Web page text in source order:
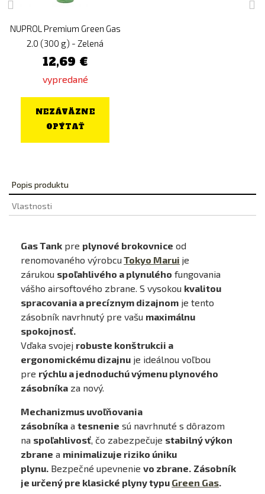
NUPROL Premium Green Gas
2.0 (300 g) - Zelená
12,69 €
vypredané
NEZÁVÄZNE
OPÝTAŤ
Popis produktu
Vlastnosti
Gas Tank pre plynové brokovnice od
renomovaného výrobcu Tokyo Marui je
zárukou spoľahlivého a plynulého fungovania
vášho airsoftového zbrane. S vysokou kvalitou
spracovania a precíznym dizajnom je tento
zásobník navrhnutý pre vašu maximálnu
spokojnosť.
Vďaka svojej robuste konštrukcii a
ergonomickému dizajnu je ideálnou voľbou
pre rýchlu a jednoduchú výmenu plynového
zásobníka za nový.
Mechanizmus uvoľňovania
zásobníka a tesnenie sú navrhnuté s dôrazom
na spoľahlivosť, čo zabezpečuje stabilný výkon
zbrane a minimalizuje riziko úniku
plynu. Bezpečné upevnenie vo zbrane. Zásobník
je určený pre klasické plyny typu Green Gas.